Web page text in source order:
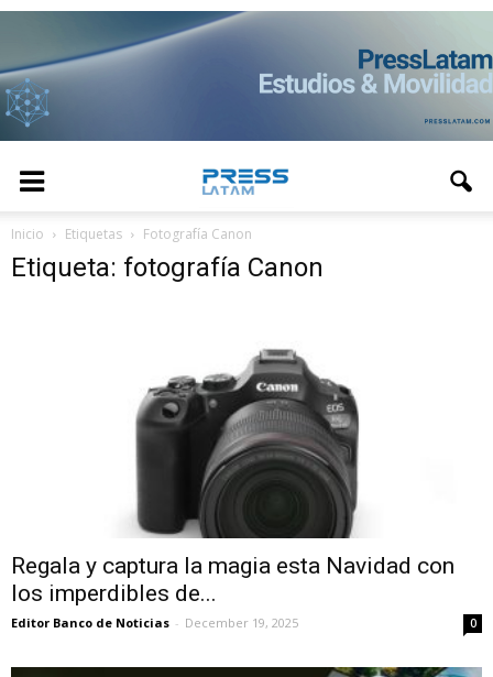
Inicio Etiquetas Fotografía Canon
Etiqueta: fotografía Canon
Regala y captura la magia esta Navidad con
los imperdibles de...
Editor Banco de Noticias - December 19, 2025 0